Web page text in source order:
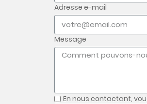
Adresse e-mail
Message
En nous contactant,